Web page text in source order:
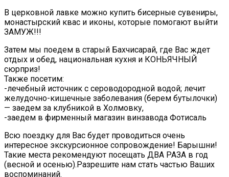
В церковной лавке можно купить бисерные сувениры,
монастырский квас и иконы, которые помогают выйти
ЗАМУЖ!!!
Затем мы поедем в старый Бахчисарай, где Вас ждет
отдых и обед, национальная кухня и КОНЬЯЧНЫЙ
сюрприз!
Также посетим:
-лечебный источник с сероводородной водой; лечит
желудочно-кишечные заболевания (берем бутылочки)
— заедем за клубникой в Холмовку,
-заедем в фирменный магазин винзавода Фотисаль
Всю поездку для Вас будет проводиться очень
интересное экскурсионное сопровождение! Барышни!
Такие места рекомендуют посещать ДВА РАЗА в год
(весной и осенью).Разрешите нам стать частью Ваших
воспоминаний.